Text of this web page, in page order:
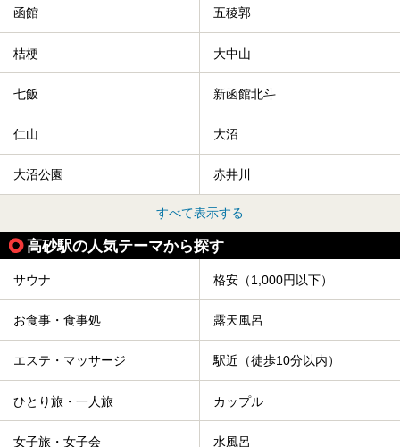
函館 五稜郭
桔梗 大中山
七飯 新函館北斗
仁山 大沼
大沼公園 赤井川
すべて表示する
高砂駅の人気テーマから探す
サウナ 格安（1,000円以下）
お食事・食事処 露天風呂
エステ・マッサージ 駅近（徒歩10分以内）
ひとり旅・一人旅 カップル
女子旅・女子会 水風呂